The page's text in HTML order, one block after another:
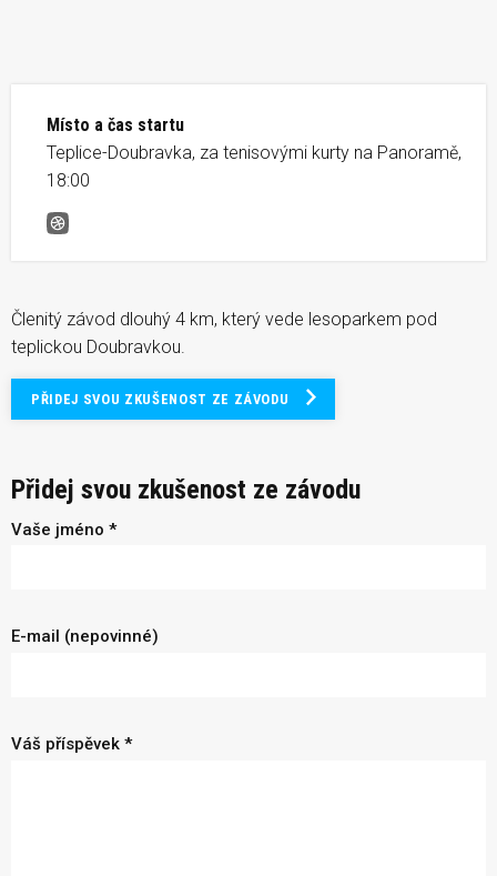
Místo a čas startu
Teplice-Doubravka, za tenisovými kurty na Panoramě,
18:00
BĚKODO &#8211; duben III
Členitý závod dlouhý 4 km, který vede lesoparkem pod
teplickou Doubravkou.
PŘIDEJ SVOU ZKUŠENOST ZE ZÁVODU
Přidej svou zkušenost ze závodu
Vaše jméno *
E-mail (nepovinné)
Váš příspěvek *